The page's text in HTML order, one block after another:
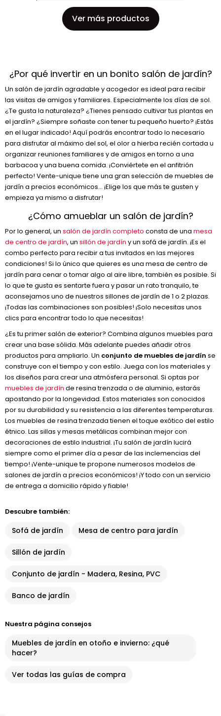
Ver más productos
¿Por qué invertir en un bonito salón de jardín?
Un salón de jardín agradable y acogedor es ideal para recibir
las visitas de amigos y familiares. Especialmente los días de sol.
¿Te gusta la naturaleza? ¿Tienes pensado cultivar tus plantas en
el jardín? ¿Siempre soñaste con tener tu pequeño huerto? ¡Estás
en el lugar indicado! Aquí podrás encontrar todo lo necesario
para disfrutar al máximo del sol, el olor a hierba recién cortada u
organizar reuniones familiares y de amigos en torno a una
barbacoa y una buena comida. ¡Conviértete en el anfitrión
perfecto! Vente-unique tiene una gran selección de muebles de
jardín a precios económicos… ¡Elige los que más te gusten y
empieza ya mismo a disfrutar!
¿Cómo amueblar un salón de jardín?
Por lo general, un salón de jardín completo consta de una mesa
de centro de jardín, un sillón de jardín y un sofá de jardín. ¡Es el
combo perfecto para recibir a tus invitados en las mejores
condiciones! Si lo único que quieres es una mesa de centro de
jardín para cenar o tomar algo al aire libre, también es posible. Si
lo que te gusta es sentarte fuera y pasar un rato tranquilo, te
aconsejamos uno de nuestros sillones de jardín de 1 o 2 plazas.
¡Todas las combinaciones son posibles! ¡Solo necesitas unos
clics para encontrar todo lo que necesitas!
¿Es tu primer salón de exterior? Combina algunos muebles para
crear una base sólida. Más adelante puedes añadir otros
productos para ampliarlo. Un conjunto de muebles de jardín se
construye con el tiempo y con estilo. Juega con los materiales y
los diseños para crear una atmósfera personal. Si optas por
muebles de jardín de resina trenzada o de aluminio, estarás
apostando por la longevidad. Estos materiales son conocidos
por su durabilidad y su resistencia a las diferentes temperaturas.
Los muebles de resina trenzada tienen el toque exótico del estilo
étnico. Las sillas y mesas metálicas combinan mejor con
decoraciones de estilo industrial. ¡Tu salón de jardín lucirá
siempre como el primer día a pesar de las inclemencias del
tiempo! ¡Vente-unique te propone numerosos modelos de
salones de jardín a precios económicos! ¡Y todo con un servicio
de entrega a domicilio rápido y fiable!
Descubre también:
Sofá de jardín Mesa de centro para jardín
Sillón de jardín
Conjunto de jardín - Madera, Resina, PVC
Banco de jardín
Nuestra página consejos
Muebles de jardín en otoño e invierno: ¿qué
hacer?
Ver todas las guías de compra